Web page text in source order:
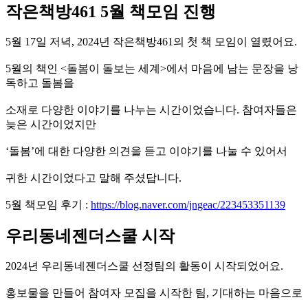
작은책방461 5월 책모임 진행
5월 17일 저녁, 2024년 작은책방461의 첫 책 모임이 열렸어요.
5월의 책인 <돌봄이 돌보는 세계>에서 마음에 남는 문장을 낭
독하고 돌봄을
소재로 다양한 이야기를 나누는 시간이었습니다. 참여자들은
늦은 시간이었지만
‘돌봄’에 대한 다양한 의견을 듣고 이야기를 나눌 수 있어서
귀한 시간이었다고 말해 주셨답니다.
5월 책모임 후기 : https://blog.naver.com/jngeac/223453351139
우리동네젠더스쿨 시작
2024년 우리동네젠더스쿨 선정팀의 활동이 시작되었어요.
홍보물을 만들어 참여자 모집을 시작한 팀, 기대하는 마음으로